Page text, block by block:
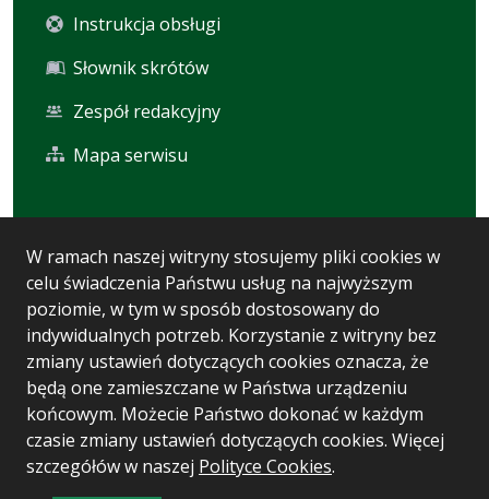
W ramach naszej witryny stosujemy pliki cookies w
celu świadczenia Państwu usług na najwyższym
poziomie, w tym w sposób dostosowany do
indywidualnych potrzeb. Korzystanie z witryny bez
zmiany ustawień dotyczących cookies oznacza, że
będą one zamieszczane w Państwa urządzeniu
końcowym. Możecie Państwo dokonać w każdym
czasie zmiany ustawień dotyczących cookies. Więcej
szczegółów w naszej Polityce Cookies.
Instrukcja obsługi
Słownik skrótów
Zespół redakcyjny
Mapa serwisu
Statystyki oglądalności
Ostatnio dodane
Polityka prywatności
Wersja systemu: 5.7.0 [93]
Ostatnia aktualizacja BIP: 04.08.2026 10:33